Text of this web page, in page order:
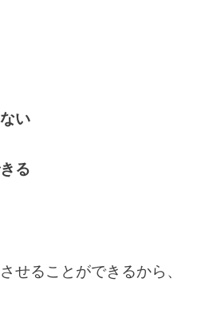
い
る
せることができるから、